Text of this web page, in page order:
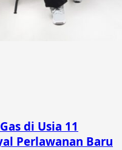
di Usia 11
Perlawanan Baru